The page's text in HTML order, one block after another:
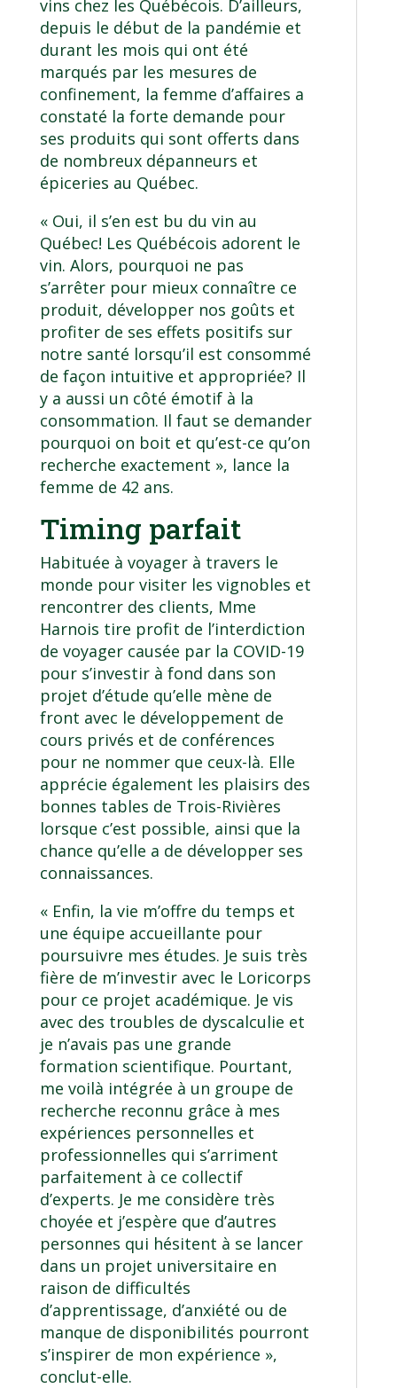
vins chez les Québécois. D’ailleurs,
depuis le début de la pandémie et
durant les mois qui ont été
marqués par les mesures de
confinement, la femme d’affaires a
constaté la forte demande pour
ses produits qui sont offerts dans
de nombreux dépanneurs et
épiceries au Québec.
« Oui, il s’en est bu du vin au
Québec! Les Québécois adorent le
vin. Alors, pourquoi ne pas
s’arrêter pour mieux connaître ce
produit, développer nos goûts et
profiter de ses effets positifs sur
notre santé lorsqu’il est consommé
de façon intuitive et appropriée? Il
y a aussi un côté émotif à la
consommation. Il faut se demander
pourquoi on boit et qu’est-ce qu’on
recherche exactement », lance la
femme de 42 ans.
Timing parfait
Habituée à voyager à travers le
monde pour visiter les vignobles et
rencontrer des clients, Mme
Harnois tire profit de l’interdiction
de voyager causée par la COVID-19
pour s’investir à fond dans son
projet d’étude qu’elle mène de
front avec le développement de
cours privés et de conférences
pour ne nommer que ceux-là. Elle
apprécie également les plaisirs des
bonnes tables de Trois-Rivières
lorsque c’est possible, ainsi que la
chance qu’elle a de développer ses
connaissances.
« Enfin, la vie m’offre du temps et
une équipe accueillante pour
poursuivre mes études. Je suis très
fière de m’investir avec le Loricorps
pour ce projet académique. Je vis
avec des troubles de dyscalculie et
je n’avais pas une grande
formation scientifique. Pourtant,
me voilà intégrée à un groupe de
recherche reconnu grâce à mes
expériences personnelles et
professionnelles qui s’arriment
parfaitement à ce collectif
d’experts. Je me considère très
choyée et j’espère que d’autres
personnes qui hésitent à se lancer
dans un projet universitaire en
raison de difficultés
d’apprentissage, d’anxiété ou de
manque de disponibilités pourront
s’inspirer de mon expérience »,
conclut-elle.